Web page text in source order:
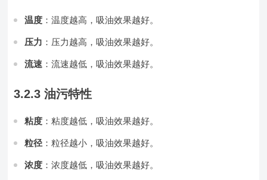
温度 ：温度越高，吸油效果越好。
压力 ：压力越高，吸油效果越好。
流速 ：流速越低，吸油效果越好。
3.2.3 油污特性
粘度 ：粘度越低，吸油效果越好。
粒径 ：粒径越小，吸油效果越好。
浓度 ：浓度越低，吸油效果越好。